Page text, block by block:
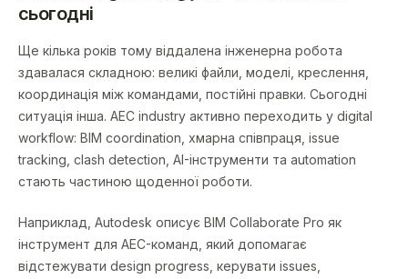
сьогодні
Ще кілька років тому віддалена інженерна робота
здавалася складною: великі файли, моделі, креслення,
координація між командами, постійні правки. Сьогодні
ситуація інша. AEC industry активно переходить у digital
workflow: BIM coordination, хмарна співпраця, issue
tracking, clash detection, AI-інструменти та automation
стають частиною щоденної роботи.
Наприклад, Autodesk описує BIM Collaborate Pro як
інструмент для AEC-команд, який допомагає
відстежувати design progress, керувати issues,